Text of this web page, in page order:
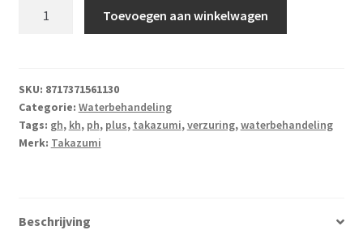
Voor vissen
Partijhandel
KG
aantal
Toevoegen aan winkelwagen
SKU: 8717371561130
Categorie: Waterbehandeling
Tags: gh, kh, ph, plus, takazumi,verzuring,waterbehandeling
Merk: Takazumi
Beschrijving